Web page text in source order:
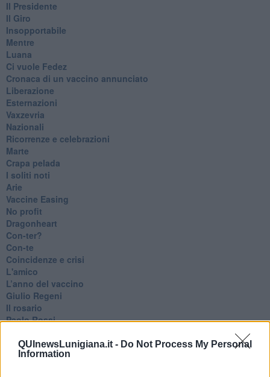
QUInewsLunigiana.it - Do Not Process My Personal
Information
Il Presidente
​Il Giro
Insopportabile
​Mentre
Luana
​Ci vuole Fedez
​Cronaca di un vaccino annunciato
​Liberazione
Esternazioni
Vaxzevria
Nazionali
​Ricorrenze e celebrazioni
Marte
​Crapa pelada
​I soliti noti
Arie
​Vaccine Easing
No profit
Dragonheart
Con-ter?
​Con-te
Coincidenze e crisi
L'amico
​L’anno del vaccino
Giulio Regeni
​Il rosario
Paolo Rossi
Cronaca
​Ancora Covid